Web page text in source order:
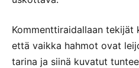
Kommenttiraidallaan
että vaikka hahmot ovat
tarina ja siinä kuvatut